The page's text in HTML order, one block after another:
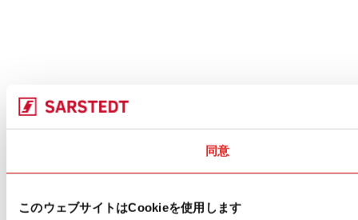
同意
このウェブサイトはCookieを使用します